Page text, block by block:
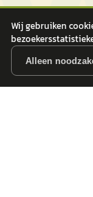
Wij gebruiken
Alleen